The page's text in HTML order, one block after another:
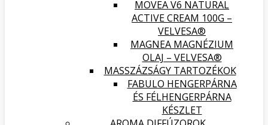
MOVEA V6 NATURAL
ACTIVE CREAM 100G –
VELVESA®
MAGNEA MAGNÉZIUM
OLAJ – VELVESA®
MASSZÁZSÁGY TARTOZÉKOK
FABULO HENGERPÁRNA
ÉS FÉLHENGERPÁRNA
KÉSZLET